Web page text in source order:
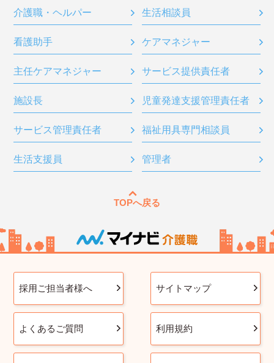
介護職・ヘルパー 生活相談員
看護助手 ケアマネジャー
主任ケアマネジャー サービス提供責任者
施設長 児童発達支援管理責任者
サービス管理責任者 福祉用具専門相談員
生活支援員 管理者
TOPへ戻る
採用ご担当者様へ サイトマップ
よくあるご質問 利用規約